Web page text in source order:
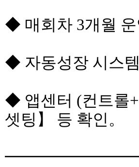
◆ 매회차 3개월 운
◆ 자동성장 시스
◆ 앱센터 (컨트롤
셋팅】 등 확인。